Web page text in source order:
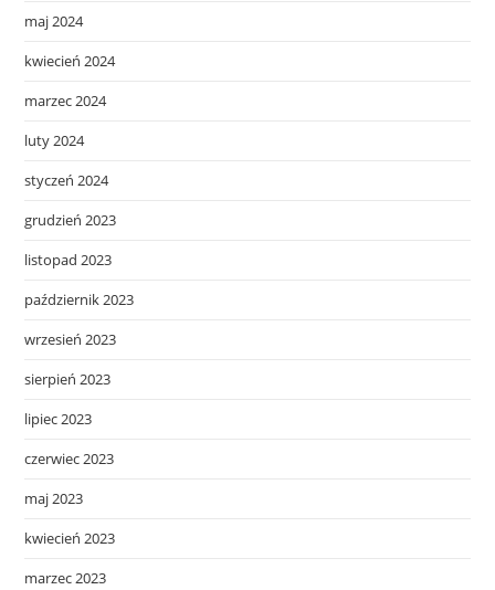
maj 2024
kwiecień 2024
marzec 2024
luty 2024
styczeń 2024
grudzień 2023
listopad 2023
październik 2023
wrzesień 2023
sierpień 2023
lipiec 2023
czerwiec 2023
maj 2023
kwiecień 2023
marzec 2023